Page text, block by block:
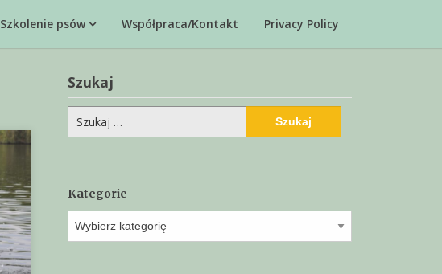
Szkolenie psów Współpraca/Kontakt Privacy Policy
Szukaj
Szukaj:
Kategorie
Kategorie